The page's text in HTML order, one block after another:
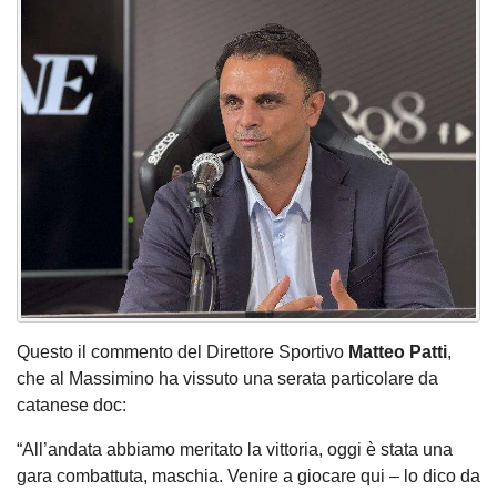
Questo il commento del Direttore Sportivo Matteo Patti,
che al Massimino ha vissuto una serata particolare da
catanese doc:
“All’andata abbiamo meritato la vittoria, oggi è stata una
gara combattuta, maschia. Venire a giocare qui – lo dico da